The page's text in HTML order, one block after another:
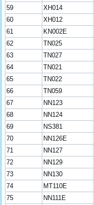
59
XH014
60
XH012
61
KN002E
62
TN025
63
TN027
64
TN021
65
TN022
66
TN059
67
NN123
68
NN124
69
NS381
70
NN126E
71
NN127
72
NN129
73
NN130
74
MT110E
75
NN111E